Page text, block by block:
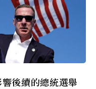
後續的總統選舉